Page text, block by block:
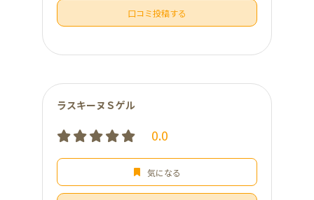
口コミ投稿する
ラスキーヌＳゲル
0.0
気になる